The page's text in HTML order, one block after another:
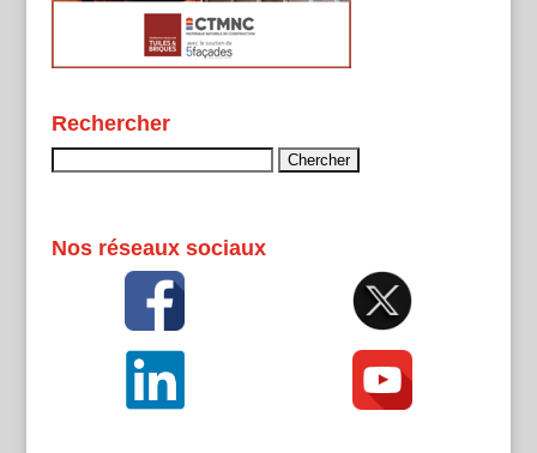
Rechercher
Nos réseaux sociaux